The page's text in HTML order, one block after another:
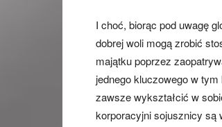
I choć, biorąc pod uwagę
dobrej woli mogą zrobić
majątku poprzez
jednego kluczowego w
zawsze wykształcić w
korporacyjni sojusznicy są